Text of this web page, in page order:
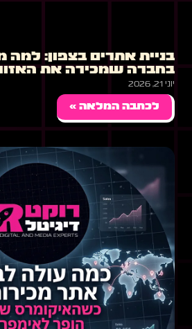
בניית אתרים בצפון: למה
בחברה שמכירה את
יוני 21, 2026
לכתבה המלאה »